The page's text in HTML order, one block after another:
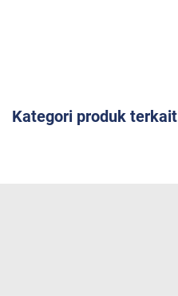
Kategori produk terkait